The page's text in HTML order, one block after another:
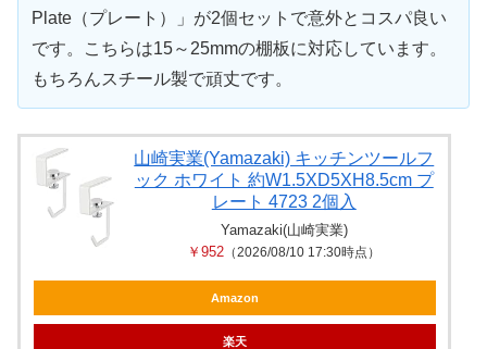
Plate（プレート）」が2個セットで意外とコスパ良い
です。こちらは15～25mmの棚板に対応しています。
もちろんスチール製で頑丈です。
山崎実業(Yamazaki) キッチンツールフ
ック ホワイト 約W1.5XD5XH8.5cm プ
レート 4723 2個入
Yamazaki(山崎実業)
￥952 （2026/08/10 17:30時点）
Amazon
楽天